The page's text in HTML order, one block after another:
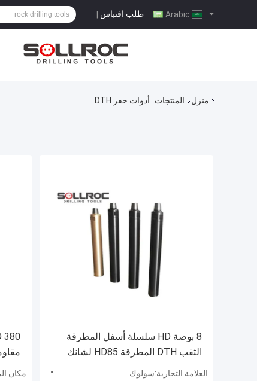
طلب اقتباس |
منزل المنتجات أدوات حفر DTH
الثقب
مكان
8 بوصة HD سلسلة أسفل المطرقة
الثقب DTH المطرقة HD85 لشانك
DHD380
العلامة التجارية:سولوك